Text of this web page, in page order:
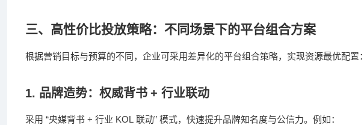
三、高性价比投放策略：不同场景下的平台组合方案
根据营销目标与预算的不同，企业可采用差异化的平台组合策略，实现资源最优配置：
1. 品牌造势：权威背书 + 行业联动
采用 “央媒背书 + 行业 KOL 联动” 模式，快速提升品牌知名度与公信力。例如：